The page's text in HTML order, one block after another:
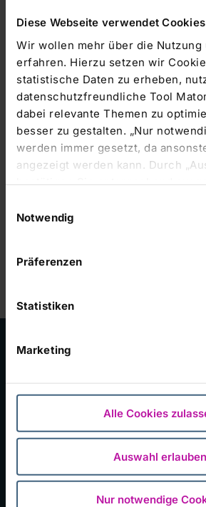
Diese Webseite verwendet Cookies
Wir wollen mehr über die Nutzung
erfahren. Hierzu setzen wir
statistische Daten zu erheben,
datenschutzfreundliche Tool
dabei relevante Themen zu
besser zu gestalten. „Nur
werden immer gesetzt, da
angezeigt werden kann. Durch
bestätigen Sie entsprechend
erlauben Sie alle eingesetzten
Einstellungen anpassen. Weitere
finden Sie auch in unserer
Notwendig
Präferenzen
Statistiken
Marketing
Alle Cookies
Auswahl erlauben
Nur notwendige
Natalie Weber
Tel.: (09771) 67
Fax: (09771) 67
Lisanne Wiese
Universitätsklinikum Gießen und
Zentralklinik Bad Berka